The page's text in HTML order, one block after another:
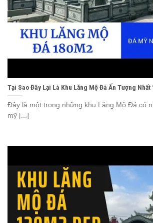
Tại Sao Đây Lại Là Khu Lăng Mộ Đá Ấn Tượng Nhất
Đây là một trong những khu Lăng Mộ Đá có
mỹ [...]